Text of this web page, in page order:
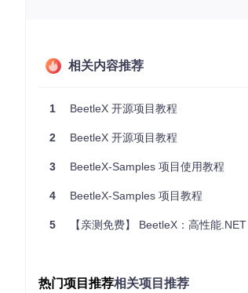
在Startup.cs
public void ConfigureServices
    services.AddBeetlex();
{
        {
相关内容推荐
1 BeetleX 开源项目教程
2 BeetleX 开源项目教程
3 BeetleX-Samples 项目使用教程
4 BeetleX-Samples 项目教程
5 【亲测免费】 BeetleX：高性能
热门项目推荐相关项目推荐